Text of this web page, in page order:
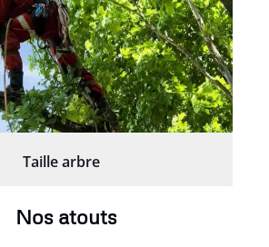
Taille arbre
Nos atouts